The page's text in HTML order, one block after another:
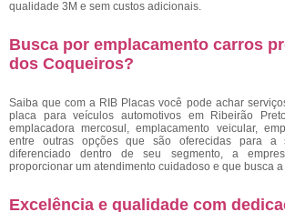
qualidade 3M e sem custos adicionais.
Busca por emplacamento carros
dos Coqueiros?
Saiba que com a RIB Placas você pode achar
placa para veículos automotivos em Ribeirão
emplacadora mercosul, emplacamento veicular,
entre outras opções que são oferecidas para a
diferenciado dentro de seu segmento, a
proporcionar um atendimento cuidadoso e que busca
Excelência e qualidade com